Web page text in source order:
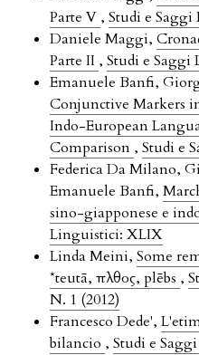
Parte V , Studi e
Daniele Maggi,
Parte II , Studi e Saggi
Emanuele Banfi,
Conjunctive Markers
Indo-European
Comparison , Studi e
Federica Da Milano,
Emanuele Banfi,
sino-giapponese e
Linguistici: XLIX
Linda Meini, Some
*teutā, πλῆθος, plēbs ,
N. 1 (2012)
Francesco Dede',
bilancio , Studi e